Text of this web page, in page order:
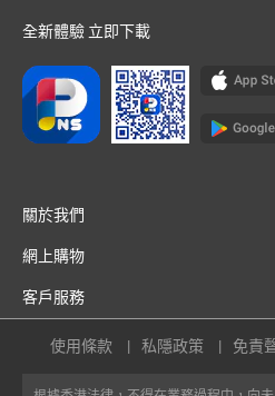
全新體驗 立即下載
關於我們
網上購物
客戶服務
使用條款 私隱政策 免責